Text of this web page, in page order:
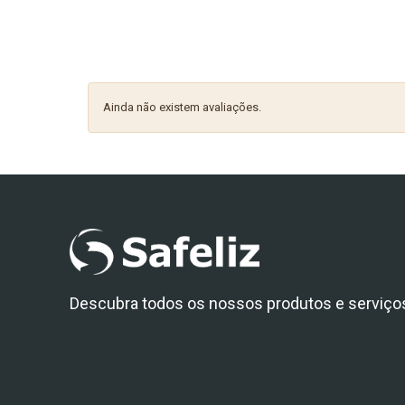
Ainda não existem avaliações.
Descubra todos os nossos produtos e